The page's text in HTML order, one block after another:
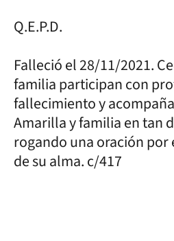
Q.E.P.D.
Falleció el 28/11/2021.
familia participan con
fallecimiento y
Amarilla y familia en tan
rogando una oración por
de su alma. c/417